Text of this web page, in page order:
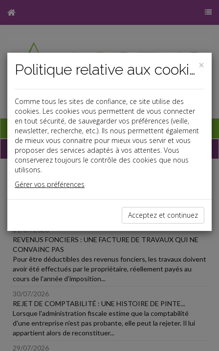
Base documentaire
Dépêches
Liste des dernières dépêches
31/07/2026
REVENUS FONCIERS : UNE FACTURE DE TRAVAUX QUI NE
CONVAINC PAS
Pour être déductibles des revenus fonciers, les travaux doivent
avoir été effectués par le propriétaire, réellement payés au
cours de l'année d'imposition...
30/07/2026
REJET DE COMPTABILITÉ : UNE HISTOIRE DE PINTE...
Lorsque l'administration fiscale estime que la comptabilité
d'une entreprise n'est pas probante, elle peut la rejeter. Il lui
appartient alors de reconstituer...
29/07/2026
×
Politique relative aux cookies
Comme tous les sites de confiance, ce site utilise des
cookies. Les cookies vous permettent de vous connecter
en tout sécurité, de sauvegarder vos préférences (veille,
newsletter, recherche, etc.). Ils nous permettent également
de mieux vous connaitre pour mieux vous servir et vous
proposer des services adaptés à vos attentes. Vous
conserverez toujours le contrôle des cookies que nous
utilisons.
Gérer vos préférences
Acceptez et continuez